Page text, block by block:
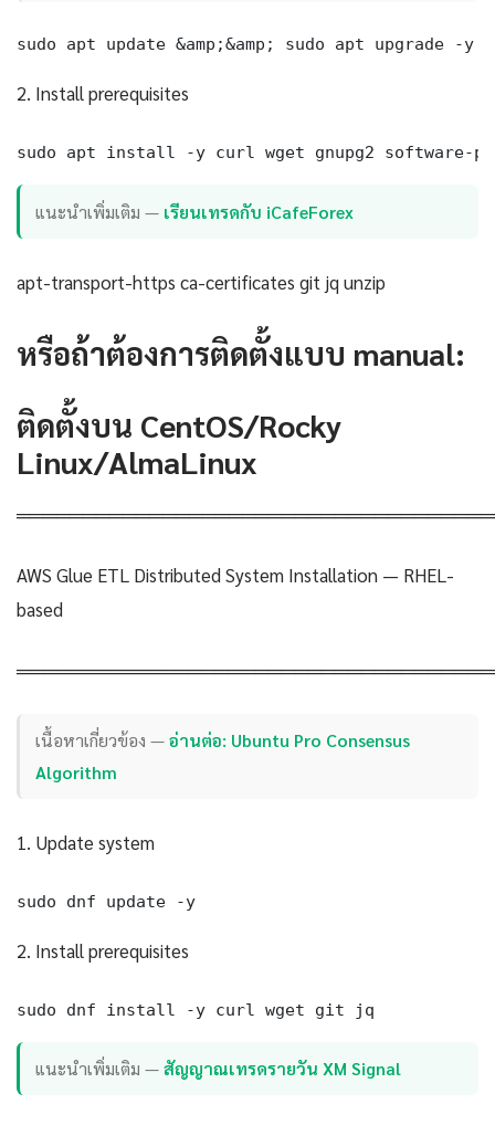
sudo apt update &amp;&amp; sudo apt upgrade -y
2. Install prerequisites
sudo apt install -y curl wget gnupg2 software-
แนะนำเพิ่มเติม — เรียนเทรดกับ iCafeForex
apt-transport-https ca-certificates git jq unzip
หรือถ้าต้องการติดตั้งแบบ manual:
ติดตั้งบน CentOS/Rocky
Linux/AlmaLinux
AWS Glue ETL Distributed System Installation — RHEL-
based
เนื้อหาเกี่ยวข้อง —อ่านต่อ: Ubuntu Pro Consensus
Algorithm
1. Update system
sudo dnf update -y
2. Install prerequisites
sudo dnf install -y curl wget git jq
แนะนำเพิ่มเติม —สัญญาณเทรดรายวัน XM Signal